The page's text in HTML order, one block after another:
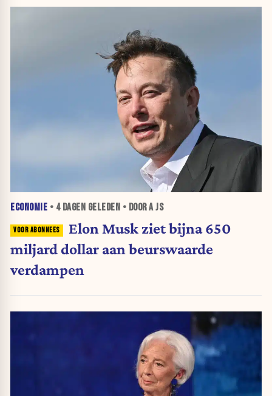
ECONOMIE • 4 DAGEN GELEDEN • DOOR A JS
Elon Musk ziet bijna 650
miljard dollar aan beurswaarde
verdampen